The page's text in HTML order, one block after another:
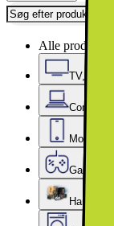
Alle produkter
TV, Lyd
Mobil,
Gaming
Hardware